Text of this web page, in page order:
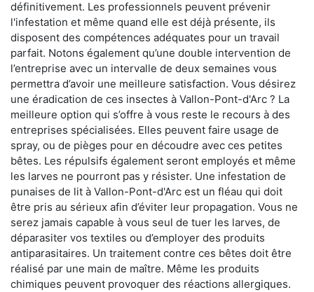
définitivement. Les professionnels peuvent prévenir
l'infestation et même quand elle est déjà présente, ils
disposent des compétences adéquates pour un travail
parfait. Notons également qu’une double intervention de
l’entreprise avec un intervalle de deux semaines vous
permettra d’avoir une meilleure satisfaction. Vous désirez
une éradication de ces insectes à Vallon-Pont-d'Arc ? La
meilleure option qui s’offre à vous reste le recours à des
entreprises spécialisées. Elles peuvent faire usage de
spray, ou de pièges pour en découdre avec ces petites
bêtes. Les répulsifs également seront employés et même
les larves ne pourront pas y résister. Une infestation de
punaises de lit à Vallon-Pont-d'Arc est un fléau qui doit
être pris au sérieux afin d’éviter leur propagation. Vous ne
serez jamais capable à vous seul de tuer les larves, de
déparasiter vos textiles ou d’employer des produits
antiparasitaires. Un traitement contre ces bêtes doit être
réalisé par une main de maître. Même les produits
chimiques peuvent provoquer des réactions allergiques.